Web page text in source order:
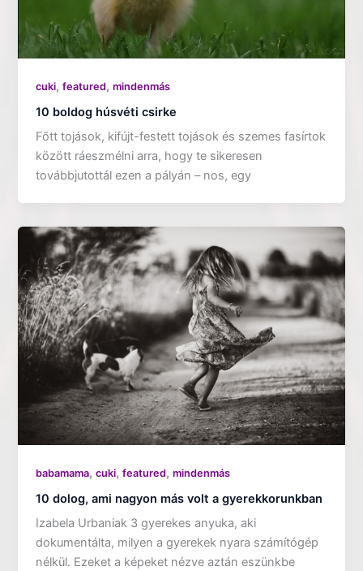
cuki,featured,mindenmás
10 boldog húsvéti csirke
Főtt tojások, kifújt-festett tojások és szemes fasírtok
között ráeszmélni arra, hogy te sikeresen
továbbjutottál ezen a pályán – nos, egy
babamama,cuki,featured,mindenmás
10 dolog, ami nagyon más volt a gyerekkorunkban
Izabela Urbaniak 3 gyerekes anyuka, aki
dokumentálta, milyen a gyerekek nyara számítógép
nélkül. Ezeket a képeket nézve aztán eszünkbe